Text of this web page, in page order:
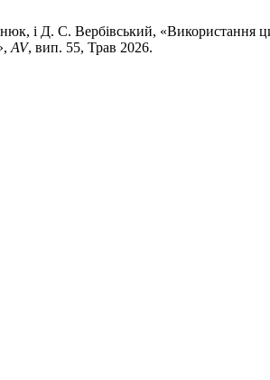
і Д. С. Вербівський, «Використання
AV, вип. 55, Трав 2026.